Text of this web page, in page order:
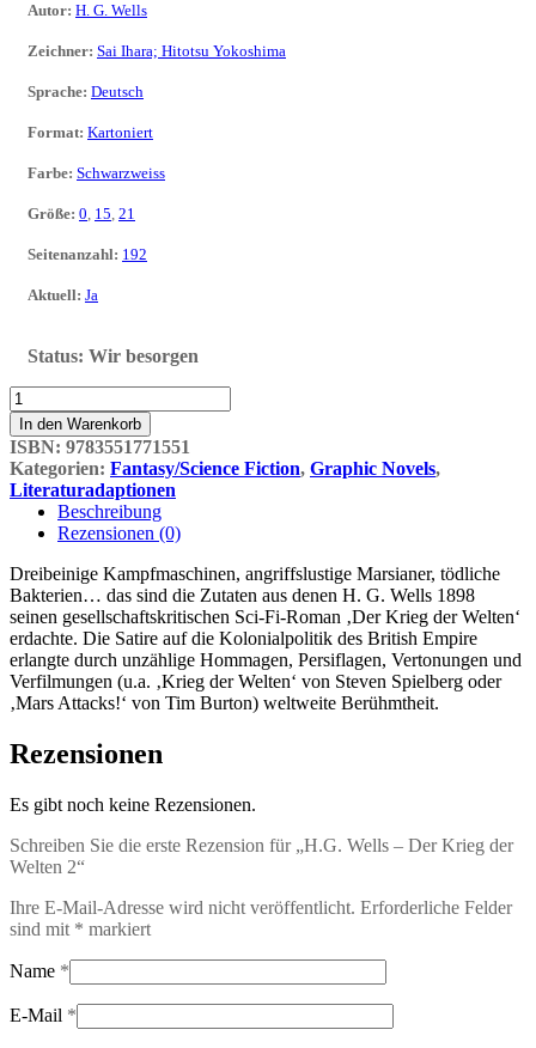
Autor: H. G. Wells
Zeichner: Sai Ihara; Hitotsu Yokoshima
Sprache: Deutsch
Format: Kartoniert
Farbe: Schwarzweiss
Größe: 0, 15, 21
Seitenanzahl: 192
Aktuell: Ja
Status: Wir besorgen
H.G.
Wells
-
Der
Krieg
der
Welten
Menge
In den Warenkorb
ISBN: 9783551771551
Kategorien: Fantasy/Science Fiction, Graphic Novels,
Literaturadaptionen
Beschreibung
Rezensionen (0)
Dreibeinige Kampfmaschinen, angriffslustige Marsianer, tödliche
Bakterien… das sind die Zutaten aus denen H. G. Wells 1898
seinen gesellschaftskritischen Sci-Fi-Roman ‚Der Krieg der Welten‘
erdachte. Die Satire auf die Kolonialpolitik des British Empire
erlangte durch unzählige Hommagen, Persiflagen, Vertonungen und
Verfilmungen (u.a. ‚Krieg der Welten‘ von Steven Spielberg oder
‚Mars Attacks!‘ von Tim Burton) weltweite Berühmtheit.
Rezensionen
Es gibt noch keine Rezensionen.
Schreiben Sie die erste Rezension für „H.G. Wells – Der Krieg der
Welten 2“
Ihre E-Mail-Adresse wird nicht veröffentlicht. Erforderliche Felder
sind mit * markiert
Name *
E-Mail *